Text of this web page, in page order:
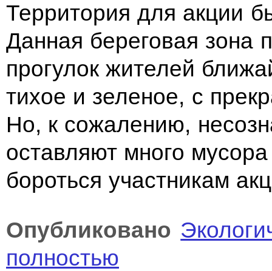
Территория для акции
Данная береговая зона
прогулок жителей
тихое и зеленое, с
Но, к сожалению,
оставляют много
бороться участникам
Опубликовано
полностью